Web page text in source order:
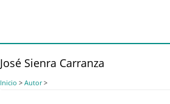
José Sienra Carranza
Inicio > Autor>